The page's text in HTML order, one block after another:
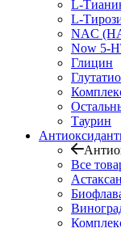
L-
L-
NAC
Now 5-
Глицин
Таурин
Все